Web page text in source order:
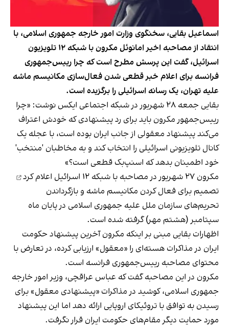
اسماعیل بقایی، سخنگوی وزارت امور خارجه جمهوری اسلامی، با
انتقاد از مصاحبه اخیر امانوئل مکرون با شبکه ۱۲ تلویزیون
اسرائیل، گفت این پرسش مطرح است که چرا رییس‌جمهوری
فرانسه برای اعلام خبر قطعی ‌شدن فعال‌سازی مکانیسم ماشه
علیه تهران، یک رسانه اسرائیلی را برگزیده است.
بقایی جمعه ۲۸ شهریور در شبکه اجتماعی ایکس نوشت: «چرا
رییس‌جمهور مکرون باید برای رد پیشنهادی که خودش اعتراف
می‌کند پیشنهاد معقولی از جانب ایران بوده است، با عجله یک
کانال تلویزیونی اسرائیلی را انتخاب کند و به مخاطبان 'منتخب'
خود اطمینان بدهد که اسنپ‌بک قطعی است؟»
مکرون ۲۷ شهریور در مصاحبه با شبکه ۱۲ اسرائیل
اعلام کرد
تصمیم برای فعال کردن مکانیسم ماشه و بازگرداندن
تحریم‌های سازمان ملل علیه جمهوری اسلامی در پایان ماه
سپتامبر (هشتم مهر) گرفته شده است.
اظهارات بقایی مبنی بر اینکه مکرون آخرین پیشنهاد حکومت
ایران در مذاکرات هسته‌ای را «معقول» ارزیابی کرده، در تعارض با
محتوای مصاحبه رییس‌جمهوری فرانسه است.
مکرون در این مصاحبه گفت که عباس عراقچی، وزیر امور خارجه
جمهوری اسلامی، کوشید در مذاکرات «پیشنهادی معقول» برای
رسیدن به توافق با تروئیکای اروپایی ارائه دهد اما این پیشنهاد
مورد حمایت دیگر مقام‌های حکومت ایران قرار نگرفت.